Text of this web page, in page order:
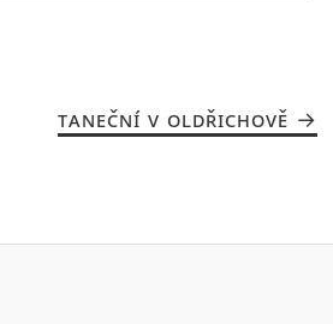
TANEČNÍ V OLDŘICHOVĚ